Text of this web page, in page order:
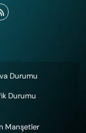
Durumu
Durumu
Manşetler